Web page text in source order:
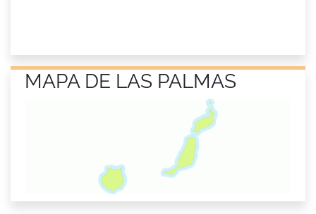
MAPA DE LAS PALMAS